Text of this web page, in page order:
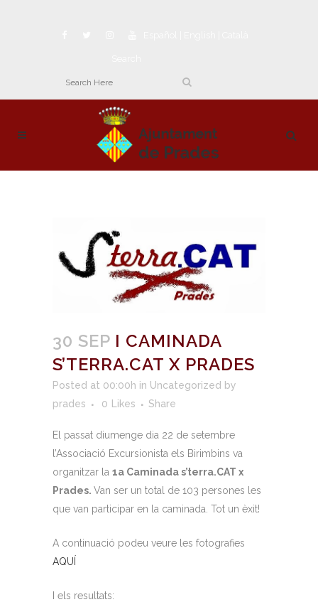
30 SEP I CAMINADA
S’TERRA.CAT X PRADES
Posted at 00:00h in Uncategorized by
prades
0 Likes Share
El passat diumenge dia 22 de setembre
l’Associació Excursionista els Birimbins va
organitzar la 1a Caminada s’terra.CAT x
Prades. Van ser un total de 103 persones les
que van participar en la caminada. Tot un èxit!
A continuació podeu veure les fotografies
AQUÍ
I els resultats: